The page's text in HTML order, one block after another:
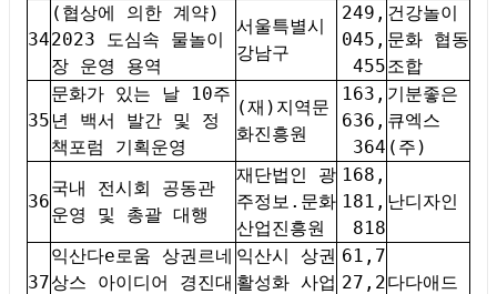
34
(협상에 의한 계약)
2023 도심속 물놀이
장 운영 용역
서울특별시
강남구
249,
045,
455
건강놀이
문화 협동
조합
35
문화가 있는 날 10주
년 백서 발간 및 정
책포럼 기획운영
(재)지역문
화진흥원
163,
636,
364
기분좋은
큐엑스
(주)
36
국내 전시회 공동관
운영 및 총괄 대행
재단법인 광
주정보.문화
산업진흥원
168,
181,
818
난디자인
37
익산다e로움 상권르네
상스 아이디어 경진대
익산시 상권
활성화 사업
61,7
27,2다다애드